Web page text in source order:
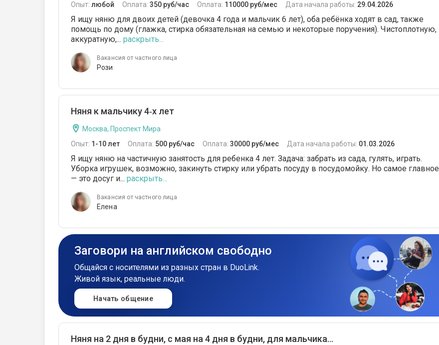
Опыт: любой Оплата: 350 руб/час Оплата: 110000 руб/мес Дата начала работы: 29.04.2026
Я ищу няню для двоих детей (девочка 4 года и мальчик 6 лет), оба ребёнка ходят в сад, также
помощь по дому (глажка, стирка обязательная на семью и некоторые поручения). Чистоплотную,
аккуратную,... раскрыть...
Вакансия от частного лица
Рози
Няня к мальчику 4‑х лет
Москва, Проспект Мира
Опыт: 1-10 лет Оплата: 500 руб/час Оплата: 30000 руб/мес Дата начала работы: 01.03.2026
Я ищу няню на частичную занятость для ребенка 4 лет. Задача: забрать из сада, гулять, играть.
Уборка игрушек, возможно, закинуть стирку или убрать посуду в посудомойку. Но самое главное
— это досуг и... раскрыть...
Вакансия от частного лица
Елена
Заговори на английском свободно
Общайся с носителями из разных стран в DuoLink.
Живой язык, реальные люди.
Начать общение
Няня на 2 дня в будни, с мая на 4 дня в будни, для мальчика...